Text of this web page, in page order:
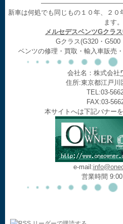
新車は何処でも同じもの１０年、２
ます。
メルセデスベンツGクラ
Gクラス(G320・G500
ベンツの修理・買取・輸入車販売
会社名：株式会社
住所:東京都江戸川
TEL:03-
FAX:03-
本サイトへは下記バナー
e-mail:
営業時間